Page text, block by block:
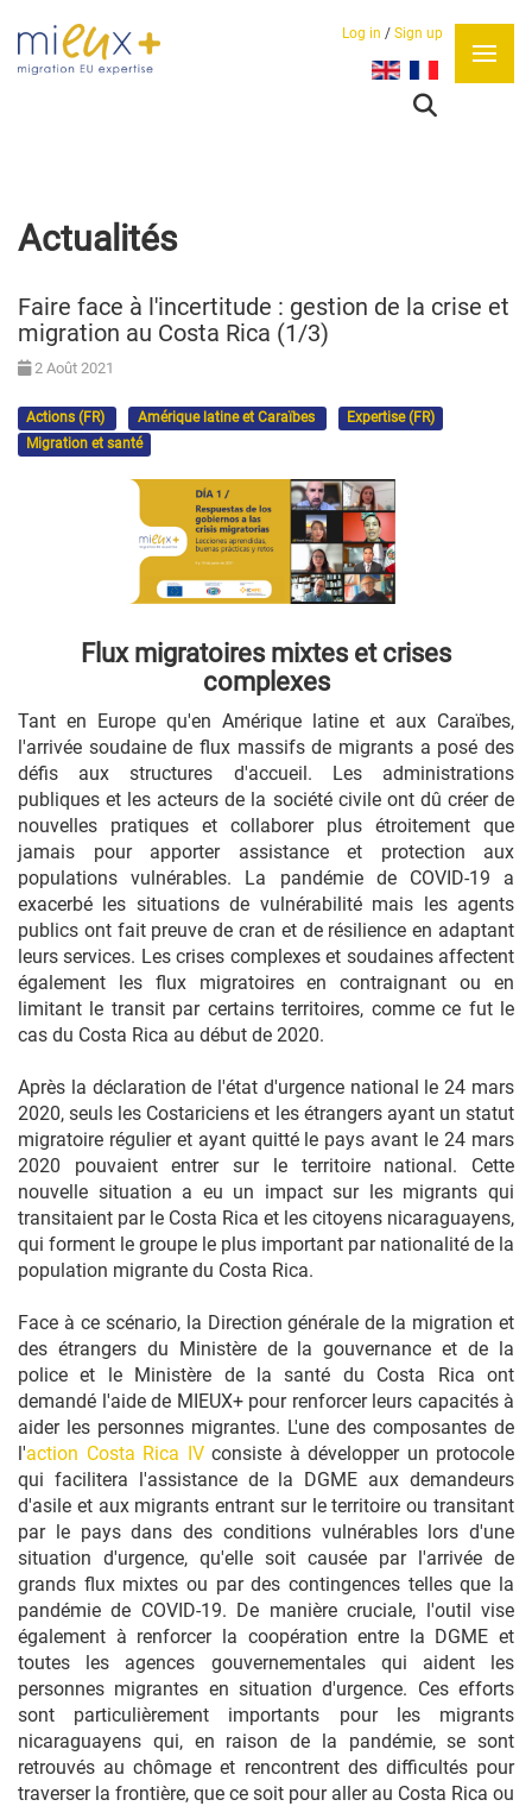
Log in / Sign up
Sélectionnez votre
Actualités
Faire face à l'incertitude : gestion de la crise et
migration au Costa Rica (1/3)
2 Août 2021
Actions (FR) Amérique latine et Caraïbes
Expertise (FR)
Migration et santé
Flux migratoires mixtes et crises
complexes
Tant en Europe qu'en Amérique latine et aux Caraïbes,
l'arrivée soudaine de flux massifs de migrants a posé des
défis aux structures d'accueil. Les administrations
publiques et les acteurs de la société civile ont dû créer de
nouvelles pratiques et collaborer plus étroitement que
jamais pour apporter assistance et protection aux
populations vulnérables. La pandémie de COVID-19 a
exacerbé les situations de vulnérabilité mais les agents
publics ont fait preuve de cran et de résilience en adaptant
leurs services. Les crises complexes et soudaines affectent
également les flux migratoires en contraignant ou en
limitant le transit par certains territoires, comme ce fut le
cas du Costa Rica au début de 2020.
Après la déclaration de l'état d'urgence national le 24 mars
2020, seuls les Costariciens et les étrangers ayant un statut
migratoire régulier et ayant quitté le pays avant le 24 mars
2020 pouvaient entrer sur le territoire national. Cette
nouvelle situation a eu un impact sur les migrants qui
transitaient par le Costa Rica et les citoyens nicaraguayens,
qui forment le groupe le plus important par nationalité de la
population migrante du Costa Rica.
Face à ce scénario, la Direction générale de la migration et
des étrangers du Ministère de la gouvernance et de la
police et le Ministère de la santé du Costa Rica ont
demandé l'aide de MIEUX+ pour renforcer leurs capacités à
aider les personnes migrantes. L'une des composantes de
l'action Costa Rica IVconsiste à développer un protocole
qui facilitera l'assistance de la DGME aux demandeurs
d'asile et aux migrants entrant sur le territoire ou transitant
par le pays dans des conditions vulnérables lors d'une
situation d'urgence, qu'elle soit causée par l'arrivée de
grands flux mixtes ou par des contingences telles que la
pandémie de COVID-19. De manière cruciale, l'outil vise
également à renforcer la coopération entre la DGME et
toutes les agences gouvernementales qui aident les
personnes migrantes en situation d'urgence. Ces efforts
sont particulièrement importants pour les migrants
nicaraguayens qui, en raison de la pandémie, se sont
retrouvés au chômage et rencontrent des difficultés pour
traverser la frontière, que ce soit pour aller au Costa Rica ou